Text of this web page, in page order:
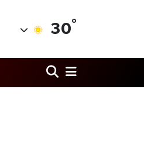
30°